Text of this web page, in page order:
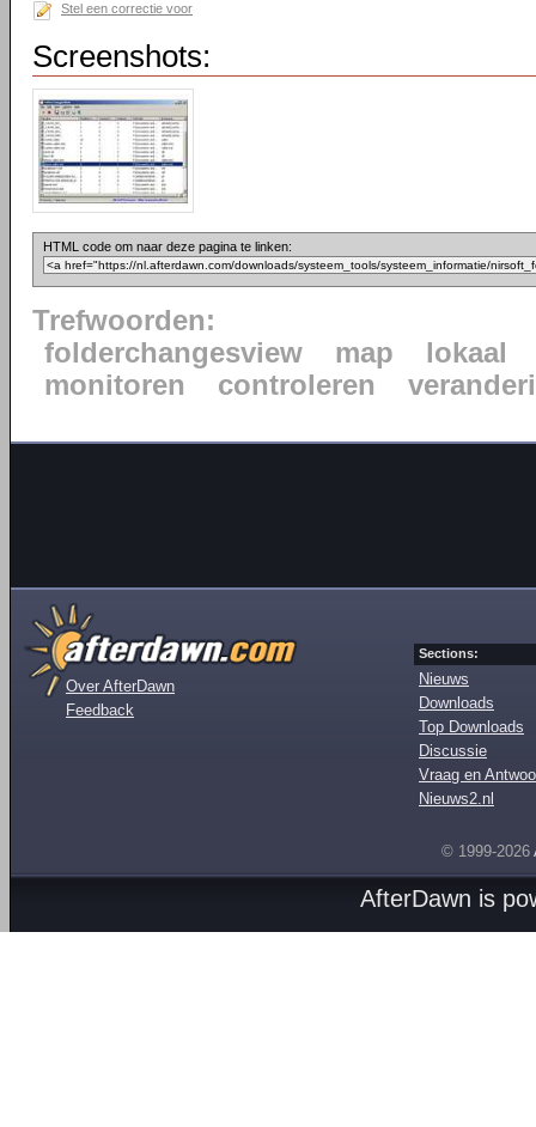
Stel een correctie voor
Screenshots:
HTML code om naar deze pagina te linken:
Trefwoorden:
folderchangesview
map
lokaal
monitoren
controleren
Over AfterDawn
Feedback
Sections:
Nieuws
Downloads
Top Downloads
Discussie
Vraag en
Nieuws2.nl
© 1999-2026
AfterDawn is